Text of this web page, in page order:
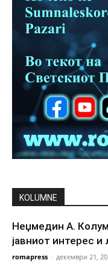
KOLUMNE
Неџмедин А.
јавниот интерес и
romapress - декември 21,